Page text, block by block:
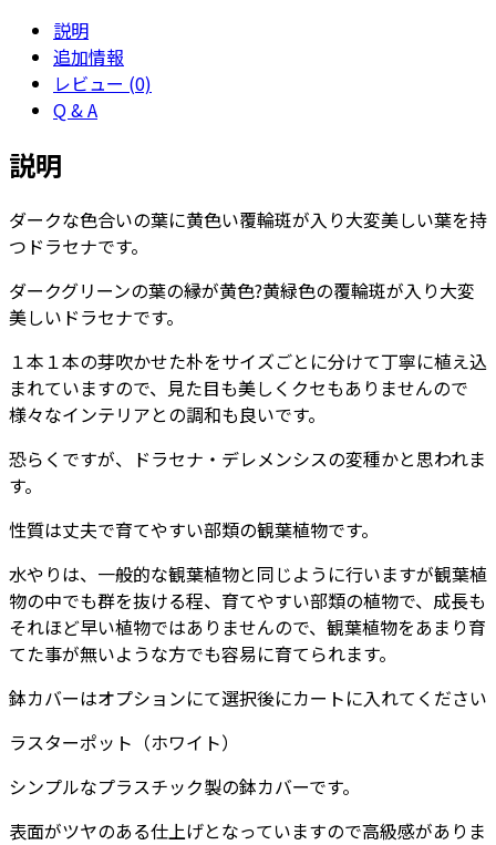
（ア
10
サ
イ
【ラ
ス
タ
ー
ポ
ッ
ト
（鉢
バ
ー）
付
き】
-
ラ
個
説明
追加情報
レビュー (0)
Q & A
説明
ダークな色合いの葉に黄色い覆輪斑が入り大変美しい葉を持
つドラセナです。
ダークグリーンの葉の縁が黄色?黄緑色の覆輪斑が入り大変
美しいドラセナです。
１本１本の芽吹かせた朴をサイズごとに分けて丁寧に植え込
まれていますので、見た目も美しくクセもありませんので
様々なインテリアとの調和も良いです。
恐らくですが、ドラセナ・デレメンシスの変種かと思われま
す。
性質は丈夫で育てやすい部類の観葉植物です。
水やりは、一般的な観葉植物と同じように行いますが観葉植
物の中でも群を抜ける程、育てやすい部類の植物で、成長も
それほど早い植物ではありませんので、観葉植物をあまり育
てた事が無いような方でも容易に育てられます。
鉢カバーはオプションにて選択後にカートに入れてください
ラスターポット（ホワイト）
シンプルなプラスチック製の鉢カバーです。
表面がツヤのある仕上げとなっていますので高級感がありま